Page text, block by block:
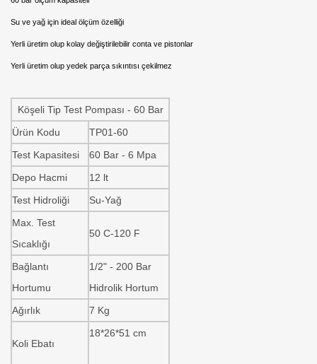
Su ve yağ için ideal ölçüm özelliği
Yerli üretim olup kolay değiştirilebilir conta ve pistonlar
Yerli üretim olup yedek parça sıkıntısı çekilmez
Köşeli Tip Test Pompası - 60 Bar
Ürün Kodu
TP01-60
Test Kapasitesi
60 Bar - 6 Mpa
Depo Hacmi
12 lt
Test Hidroliği
Su-Yağ
Max. Test
Sıcaklığı
50 C-120 F
Bağlantı
Hortumu
1/2" - 200 Bar
Hidrolik Hortum
Ağırlık
7 Kg
Koli Ebatı
18*26*51 cm